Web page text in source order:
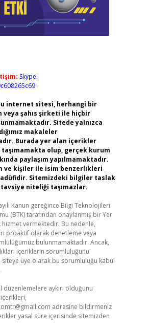
Skype:
internet sitesi, herhangi bir
veya şahıs şirketi ile hiçbir
Sitede yalnızca
makaleler
Burada yer alan içerikler
olup, gerçek kurum
paylaşım yapılmamaktadır.
ve kişiler ile isim benzerlikleri
Sitemizdeki bilgiler taslak
niteliği taşımazlar.
Kanun gereğince Bilgi Teknolojileri
(BTK) tarafından onaylanmış bir Yer
hizmet vermektedir. Bu nedenle,
proaktif olarak denetleme veya
bulunmamaktadır. Ancak,
içeriklerin sorumluluğunu
siteye üye olarak bu sorumluluğu kabul
düzenlemelere aykırı olduğunu
adresine bildirmeniz
yasal süre içerisinde sitemizden